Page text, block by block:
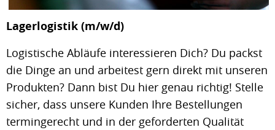
Lagerlogistik (m/w/d)
Logistische Abläufe interessieren Dich? Du packst
die Dinge an und arbeitest gern direkt mit unseren
Produkten? Dann bist Du hier genau richtig! Stelle
sicher, dass unsere Kunden Ihre Bestellungen
termingerecht und in der geforderten Qualität